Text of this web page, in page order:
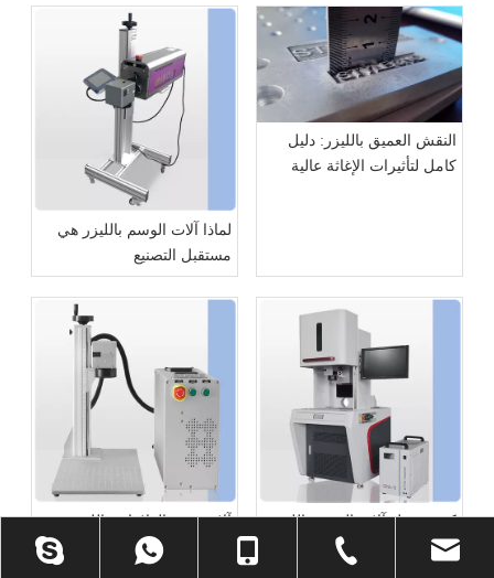
النقش العميق بالليزر: دليل
كامل لتأثيرات الإغاثة عالية
لماذا آلات الوسم بالليزر هي
مستقبل التصنيع
كيف تعمل آلات الوسم بالليزر
على تحسين التعرف على
آلات وضع العلامات بالليزر
مقابل طرق وضع العلامات